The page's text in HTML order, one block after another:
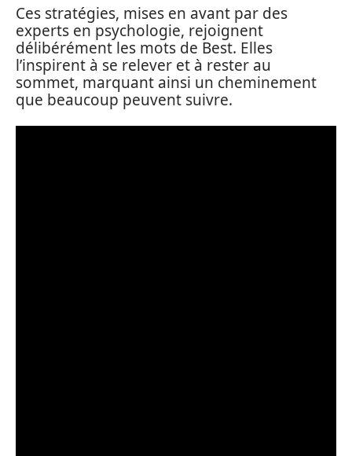
Ces stratégies, mises en avant par des
experts en psychologie, rejoignent
délibérément les mots de Best. Elles
l’inspirent à se relever et à rester au
sommet, marquant ainsi un cheminement
que beaucoup peuvent suivre.